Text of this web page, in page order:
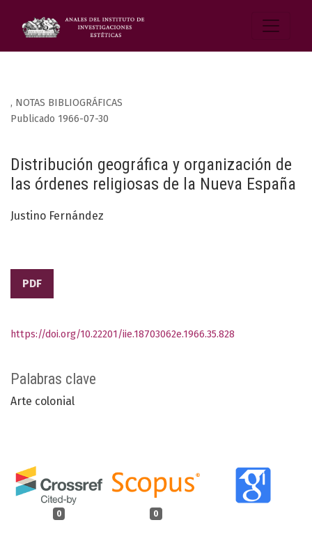
, NOTAS BIBLIOGRÁFICAS
Distribución geográfica y organización de
las órdenes religiosas de la Nueva España
Publicado 1966-07-30
Justino Fernández
PDF
Palabras clave
Arte colonial
0 0
https://doi.org/10.22201/iie.18703062e.1966.35.828